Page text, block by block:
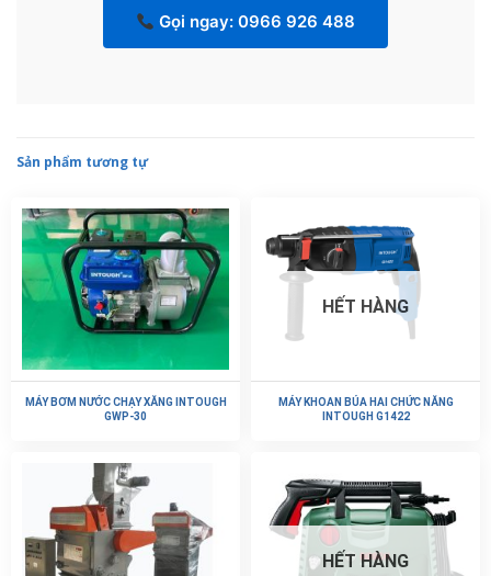
Gọi ngay: 0966 926 488
Sản phẩm tương tự
MÁY BƠM NƯỚC CHẠY XĂNG INTOUGH
GWP-30
HẾT HÀNG
MÁY KHOAN BÚA HAI CHỨC NĂNG
INTOUGH G1422
HẾT HÀNG